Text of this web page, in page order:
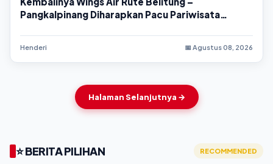
Pangkalpinang Diharapkan Pacu Pariwisata
Henderi 📅 Agustus 08, 2026
Halaman Selanjutnya →
⭐ BERITA PILIHAN RECOMMENDED